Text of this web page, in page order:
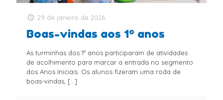
29 de janeiro de 2026
Boas-vindas aos 1º anos
As turminhas dos 1º anos participaram de atividades
de acolhimento para marcar a entrada no segmento
dos Anos Iniciais. Os alunos fizeram uma roda de
boas-vindas, […]